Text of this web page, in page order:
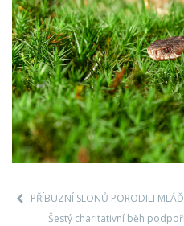
PŘÍBUZNÍ SLONŮ PORODILI
Šestý charitativní běh